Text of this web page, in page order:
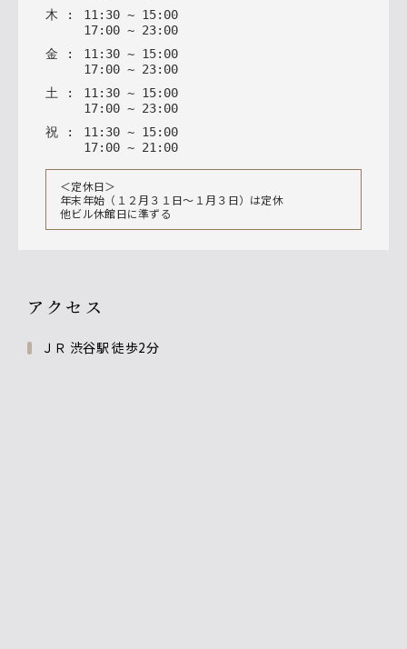
木 : 11 : 30 ~ 15: 00
17: 00 ~ 23: 00
金 : 11 : 30 ~ 15: 00
17: 00 ~ 23: 00
土 : 11 : 30 ~ 15: 00
17: 00 ~ 23: 00
祝 : 11 : 30 ~ 15: 00
17: 00 ~ 21 : 00
＜定休日＞
年末年始（１２月３１日〜１月３日）は定休
他ビル休館日に準ずる
アクセス
ＪＲ 渋谷駅 徒歩2分